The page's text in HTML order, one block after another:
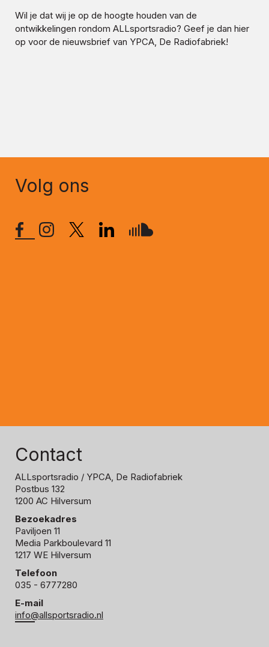
Wil je dat wij je op de hoogte houden van de
ontwikkelingen rondom ALLsportsradio? Geef je dan hier
op voor de nieuwsbrief van YPCA, De Radiofabriek!
Volg ons
Contact
ALLsportsradio / YPCA, De Radiofabriek
Postbus 132
1200 AC Hilversum
Bezoekadres
Paviljoen 11
Media Parkboulevard 11
1217 WE Hilversum
Telefoon
035 - 6777280
E-mail
info@allsportsradio.nl